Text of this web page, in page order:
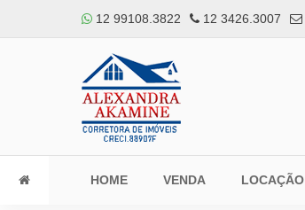
12 99108.3822 12 3426.3007
HOME VENDA LOCAÇÃO